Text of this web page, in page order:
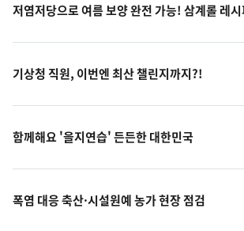
저염저당으로 여름 보양 완전 가능! 삼계롤 레시
기상청 직원, 이번엔 최산 챌린지까지?!
함께해요 '을지연습' 든든한 대한민국
폭염 대응 축산·시설원예 농가 현장 점검